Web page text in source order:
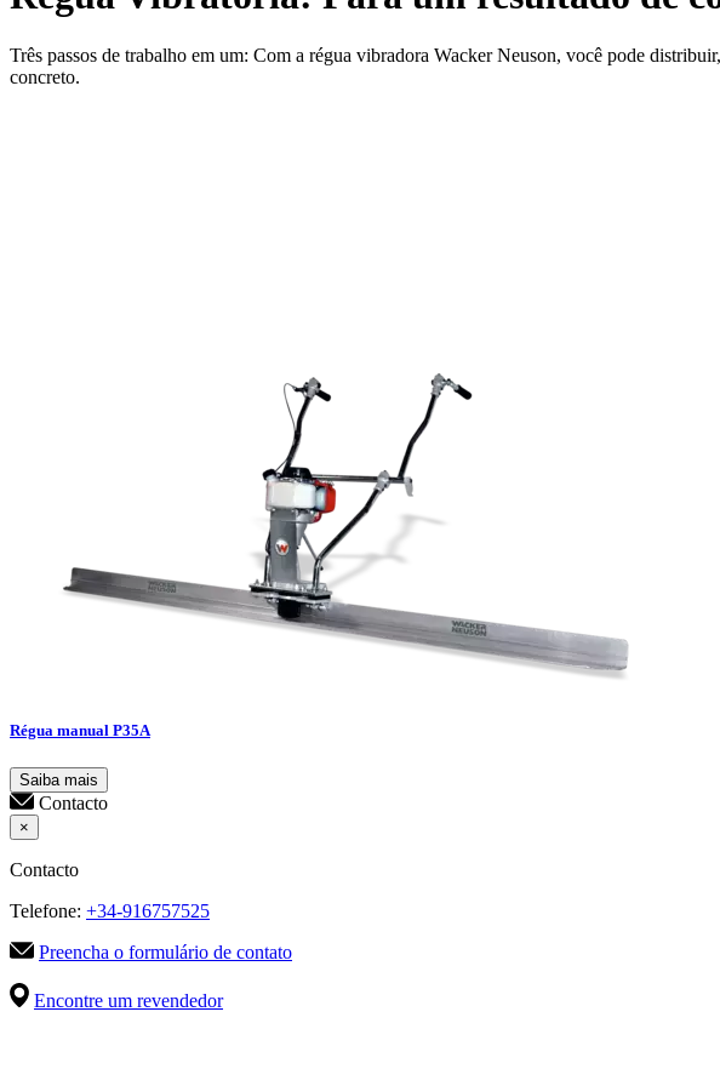
Três passos de trabalho em um: Com a régua vibradora Wacker Neuson, você pode
concreto.
Régua manual P35A
Saiba mais
Contacto
×
Contacto
Telefone: +34-916757525
Preencha o formulário de contato
Encontre um revendedor